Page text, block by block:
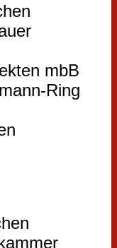
mbB
Ring